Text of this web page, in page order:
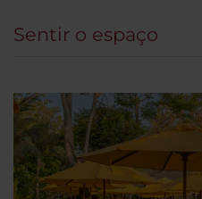
Sentir o espaço